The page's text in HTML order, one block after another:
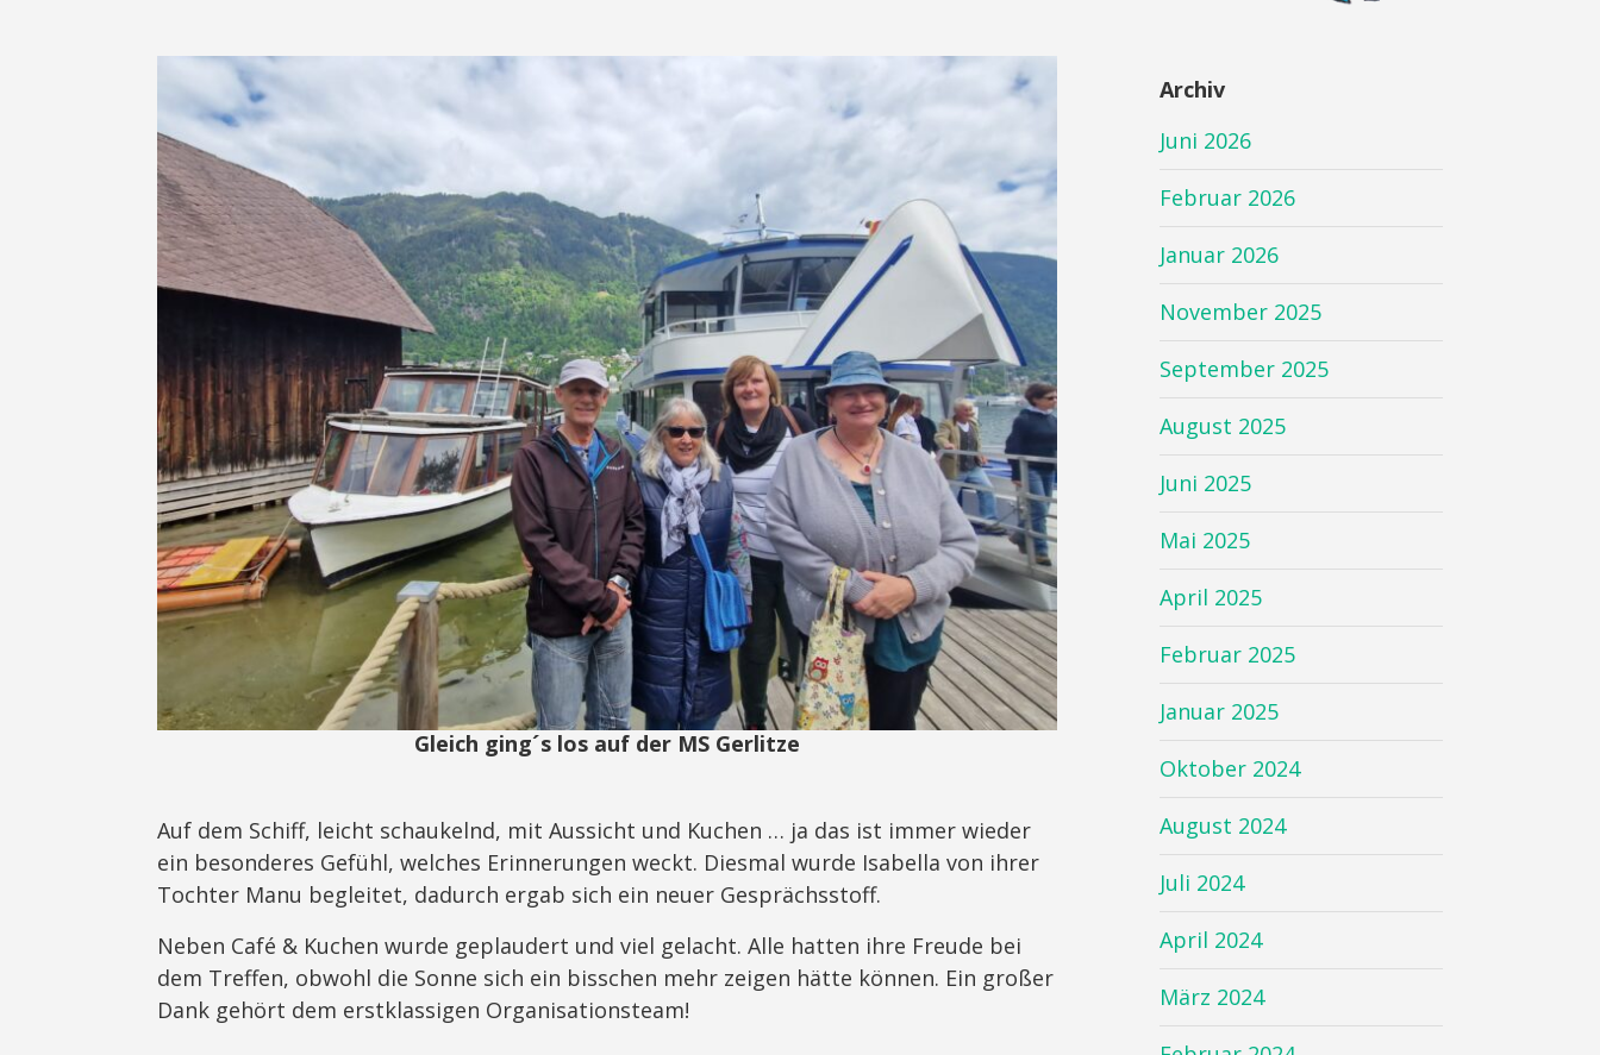
Gleich ging´s los auf der MS Gerlitze
Auf dem Schiff, leicht schaukelnd, mit Aussicht und Kuchen … ja das ist immer wieder
ein besonderes Gefühl, welches Erinnerungen weckt. Diesmal wurde Isabella von ihrer
Tochter Manu begleitet, dadurch ergab sich ein neuer Gesprächsstoff.
Neben Café & Kuchen wurde geplaudert und viel gelacht. Alle hatten ihre Freude bei
dem Treffen, obwohl die Sonne sich ein bisschen mehr zeigen hätte können. Ein großer
Dank gehört dem erstklassigen Organisationsteam!
Archiv
Juni 2026
Februar 2026
Januar 2026
November 2025
September 2025
August 2025
Juni 2025
Mai 2025
April 2025
Februar 2025
Januar 2025
Oktober 2024
August 2024
Juli 2024
April 2024
März 2024